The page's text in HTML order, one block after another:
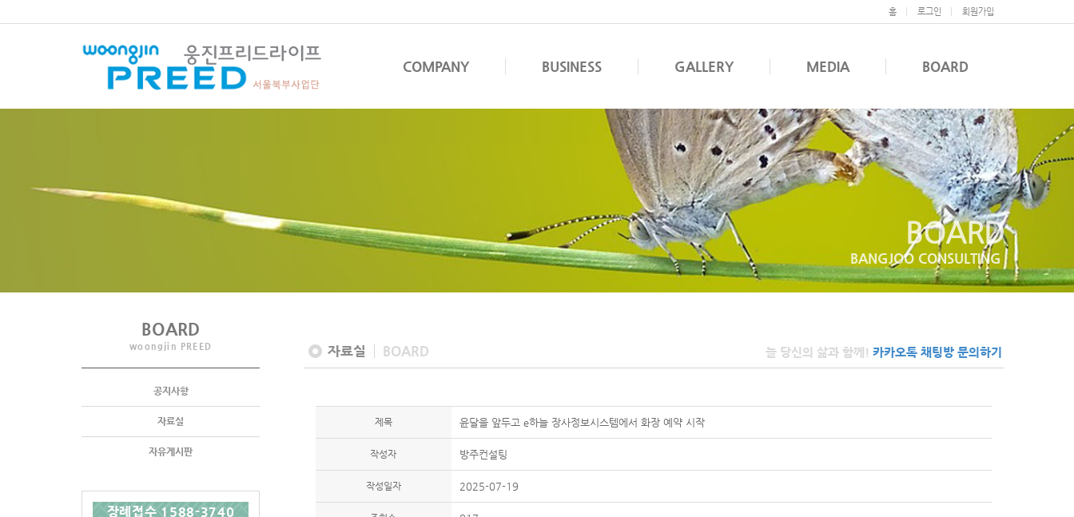
홈 로그인 회원가입
COMPANY BUSINESS GALLERY MEDIA BOARD
BOARD
BANGJOO CONSULTING
BOARD
woongjin PREED
공지사항
자료실
자유게시판
장례접수 1588-3740
자료실 BOARD 늘 당신의 삶과 함께! 카카오톡 채팅방 문의하기
제목 윤달을 앞두고 e하늘 장사정보시스템에서 화장 예약 시작
작성자 방주컨설팅
작성일자 2025-07-19